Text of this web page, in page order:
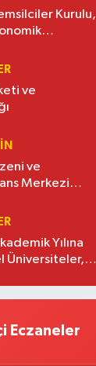
Kurulu,
ve
ve
Merkezi
Yılına
Üniversiteler,
Eczaneler